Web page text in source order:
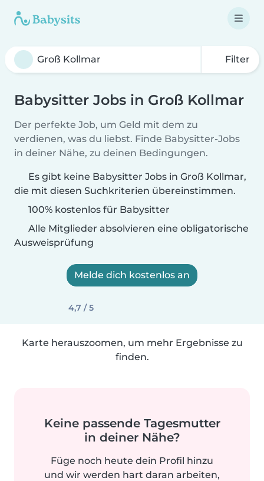
Filter
Babysitter Jobs in Groß Kollmar
Der perfekte Job, um Geld mit dem zu
verdienen, was du liebst. Finde Babysitter-Jobs
in deiner Nähe, zu deinen Bedingungen.
Es gibt keine Babysitter Jobs in Groß Kollmar,
die mit diesen Suchkriterien übereinstimmen.
100% kostenlos für Babysitter
Alle Mitglieder absolvieren eine obligatorische
Ausweisprüfung
Melde dich kostenlos an
4,7 / 5
Karte herauszoomen, um mehr Ergebnisse zu
finden.
Keine passende Tagesmutter
in deiner Nähe?
Füge noch heute dein Profil hinzu
und wir werden hart daran arbeiten,